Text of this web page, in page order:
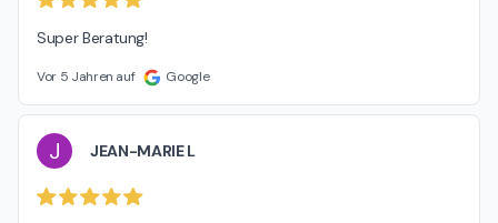
Super Beratung!
Vor 5 Jahren auf Google
J JEAN-MARIE L